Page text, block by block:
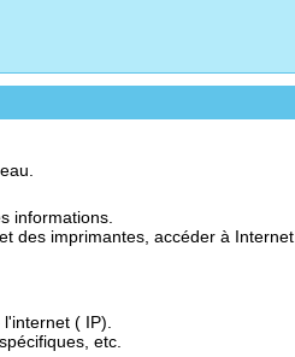
informations.
des imprimantes, accéder à Internet.
( IP).
etc.